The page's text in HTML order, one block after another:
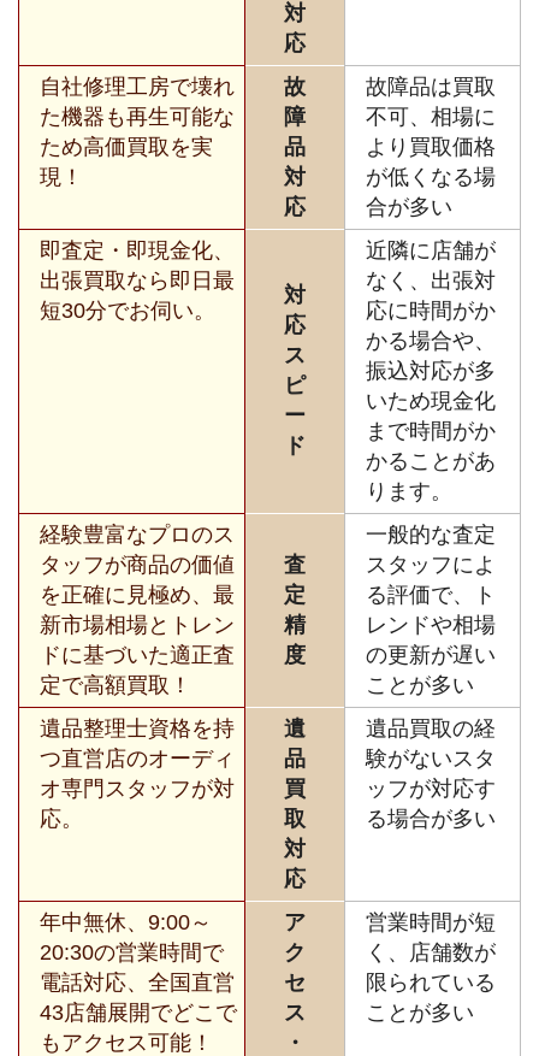
対
応
自社修理工房で壊れ
た機器も再生可能な
ため高価買取を実
現！
故
障
品
対
応
故障品は買取
不可、相場に
より買取価格
が低くなる場
合が多い
即査定・即現金化、
出張買取なら即日最
短30分でお伺い。
対
応
ス
ピ
ー
ド
近隣に店舗が
なく、出張対
応に時間がか
かる場合や、
振込対応が多
いため現金化
まで時間がか
かることがあ
ります。
経験豊富なプロのス
タッフが商品の価値
を正確に見極め、最
新市場相場とトレン
ドに基づいた適正査
定で高額買取！
査
定
精
度
一般的な査定
スタッフによ
る評価で、ト
レンドや相場
の更新が遅い
ことが多い
遺品整理士資格を持
つ直営店のオーディ
オ専門スタッフが対
応。
遺
品
買
取
対
応
遺品買取の経
験がないスタ
ッフが対応す
る場合が多い
年中無休、9:00～
20:30の営業時間で
電話対応、全国直営
43店舗展開でどこで
もアクセス可能！
ア
ク
セ
ス
・
営業時間が短
く、店舗数が
限られている
ことが多い